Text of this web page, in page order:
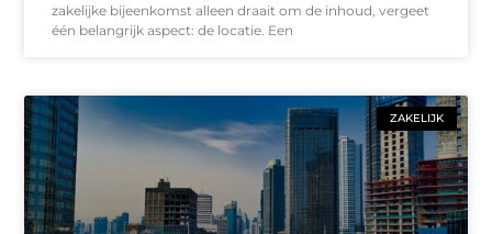
zakelijke bijeenkomst alleen draait om de inhoud, vergeet
één belangrijk aspect: de locatie. Een
ZAKELIJK